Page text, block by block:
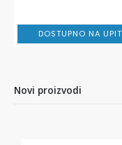
DOSTUPNO NA UPIT
Novi proizvodi